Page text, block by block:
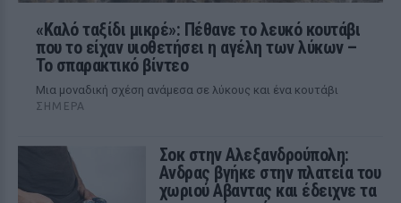
«Καλό ταξίδι μικρέ»: Πέθανε το λευκό κουτάβι
που το είχαν υιοθετήσει η αγέλη των λύκων –
Το σπαρακτικό βίντεο
Μια μοναδική σχέση ανάμεσα σε λύκους και ένα κουτάβι
ΣΉΜΕΡΑ
Σοκ στην Αλεξανδρούπολη:
Ανδρας βγήκε στην πλατεία του
χωριού Αβαντας και έδειχνε τα